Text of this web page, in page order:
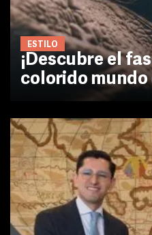
ESTILO
¡Descubre el
colorido mundo